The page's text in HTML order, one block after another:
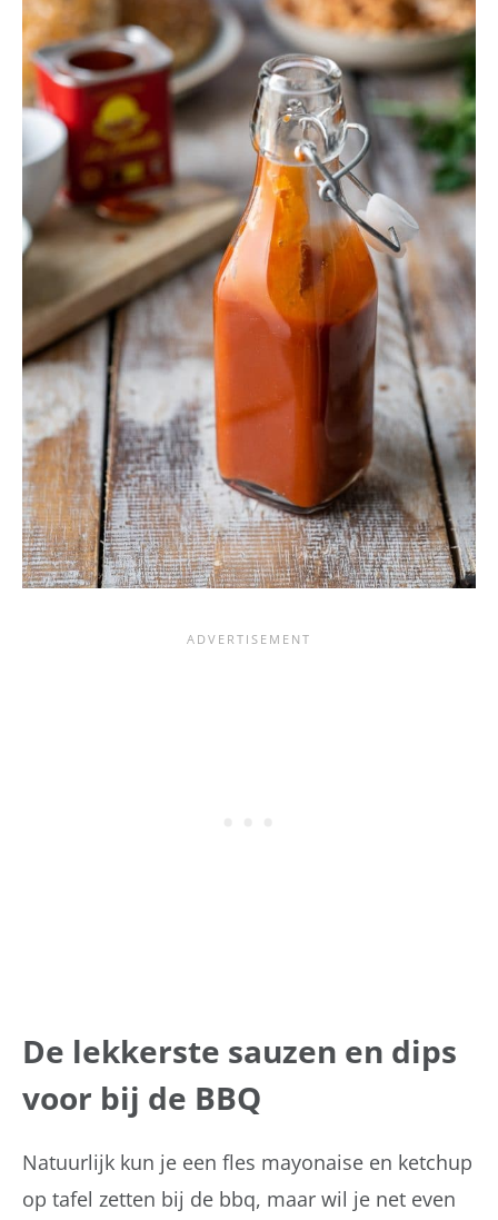
De lekkerste sauzen en dips
voor bij de BBQ
Natuurlijk kun je een fles mayonaise en ketchup
op tafel zetten bij de bbq, maar wil je net even